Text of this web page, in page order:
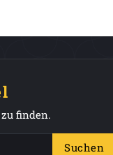
finden.
Suchen